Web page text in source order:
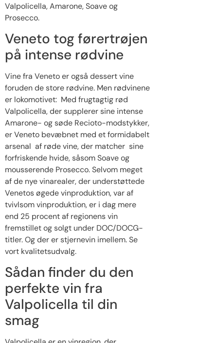
Valpolicella, Amarone, Soave og
Prosecco.
Veneto tog førertrøjen
på intense rødvine
Vine fra Veneto er også dessert vine
foruden de store rødvine. Men rødvinene
er lokomotivet: Med frugtagtig rød
Valpolicella, der supplerer sine intense
Amarone- og søde Recioto-modstykker,
er Veneto bevæbnet med et formidabelt
arsenal af røde vine, der matcher sine
forfriskende hvide, såsom Soave og
mousserende Prosecco. Selvom meget
af de nye vinarealer, der understøttede
Venetos øgede vinproduktion, var af
tvivlsom vinproduktion, er i dag mere
end 25 procent af regionens vin
fremstillet og solgt under DOC/DOCG-
titler. Og der er stjernevin imellem. Se
vort kvalitetsudvalg.
Sådan finder du den
perfekte vin fra
Valpolicella til din
smag